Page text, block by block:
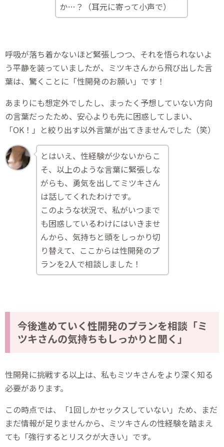
か…？（耳元に寄って小声で）
呼吸が落ち着かないほど緊張しつつ、それを悟られないよ
う平静を装っていましたが、ミツキさんから飛び出した言
葉は、驚くことに「性開発のお願い」です！
あまりにも想定外でしたし、まったく予想していない方向
の言葉だったため、安心よりも先に困惑してしまい、
「OK！」と絞り出す以外言葉が出てきませんでした（笑）
とはいえ、性経験が少ないからこ
そ、以上のような言葉に緊張しな
がらも、勇気を出してミツキさん
は話してくれたわけです。
このような状況で、私がいつまで
も困惑しているわけにはいきませ
んから、気持ちと頭をしっかり切
り替えて、ここからは性開発のプ
ランを2人で相談しました！
今後進めていく性開発のプランを相談「ミ
ツキさんの気持ちもしっかりと聞く」
性開発に挑戦する以上は、私もミツキさんをより深く知る
必要があります。
この時点では、「1回しかセックスしていない」ため、まだ
まだ情報が足りませんから、ミツキさんの性経験を踏まえ
ても「強行するとリスクが大きい」です。